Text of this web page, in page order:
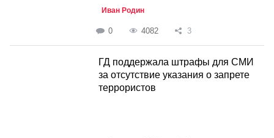
Иван Родин
0 4082 3
ГД поддержала штрафы для СМИ
за отсутствие указания о запрете
террористов